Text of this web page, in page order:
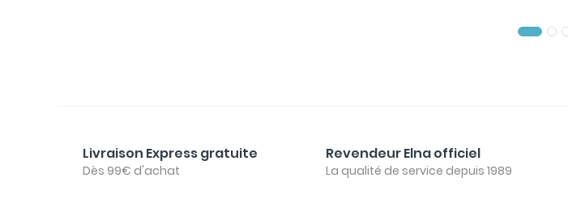
Livraison Express gratuite
Dès 99€ d'achat
Revendeur Elna officiel
La qualité de service depuis 1989